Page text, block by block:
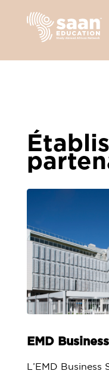
EMD
L’EMD Business